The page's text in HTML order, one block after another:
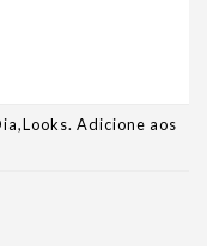
,Looks. Adicione aos